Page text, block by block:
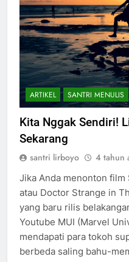
ARTIKEL SANTRI MENULIS
Kita Nggak Sendiri!
Sekarang
santri lirboyo 4 tahun
Jika Anda menonton film
atau Doctor Strange in
yang baru rilis
Youtube MUI (Marvel
mendapati para tokoh
berbeda saling bahu-